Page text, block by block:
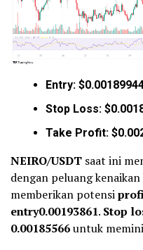
Entry:
Stop Loss:
Take Profit:
NEIRO/USDT saat ini
dengan peluang
memberikan potensi
entry0.00193861. Stop
0.00185566untuk